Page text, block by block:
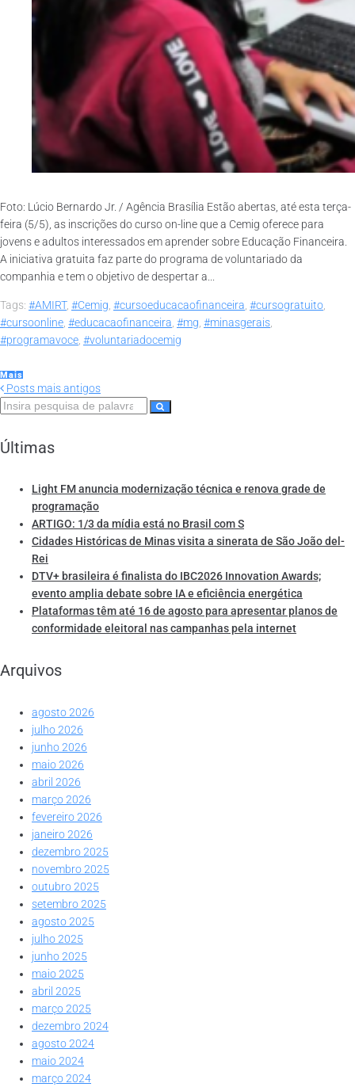
Foto: Lúcio Bernardo Jr. / Agência Brasília Estão abertas, até esta terça-
feira (5/5), as inscrições do curso on-line que a Cemig oferece para
jovens e adultos interessados em aprender sobre Educação Financeira.
A iniciativa gratuita faz parte do programa de voluntariado da
companhia e tem o objetivo de despertar a...
Tags: #AMIRT, #Cemig, #cursoeducacaofinanceira, #cursogratuito,
#cursoonline, #educacaofinanceira, #mg, #minasgerais,
#programavoce, #voluntariadocemig
Mais
Posts mais antigos
Últimas
Light FM anuncia modernização técnica e renova grade de
programação
ARTIGO: 1/3 da mídia está no Brasil com S
Cidades Históricas de Minas visita a sinerata de São João del-
Rei
DTV+ brasileira é finalista do IBC2026 Innovation Awards;
evento amplia debate sobre IA e eficiência energética
Plataformas têm até 16 de agosto para apresentar planos de
conformidade eleitoral nas campanhas pela internet
Arquivos
agosto 2026
julho 2026
junho 2026
maio 2026
abril 2026
março 2026
fevereiro 2026
janeiro 2026
dezembro 2025
novembro 2025
outubro 2025
setembro 2025
agosto 2025
julho 2025
junho 2025
maio 2025
abril 2025
março 2025
dezembro 2024
agosto 2024
maio 2024
março 2024